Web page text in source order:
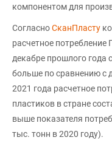
компонентом для
СогласноСканПласту
расчетное
декабре прошлого года
больше по сравнению с
2021 года расчетное
пластиков в стране
выше показателя
тыс. тонн в 2020 году).